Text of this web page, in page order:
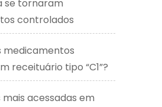
se tornaram
controlados
medicamentos
receituário tipo “C1”?
mais acessadas em